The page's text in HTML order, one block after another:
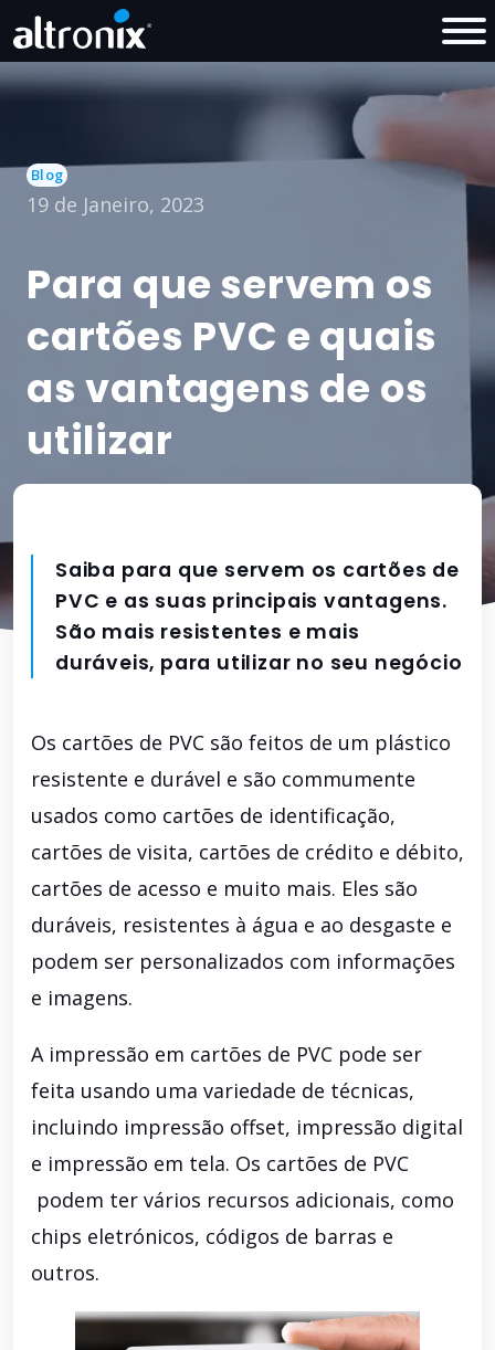
Blog
19 de Janeiro, 2023
Para que servem os
cartões PVC e quais
as vantagens de os
utilizar
Saiba para que servem os cartões de
PVC e as suas principais vantagens.
São mais resistentes e mais
duráveis, para utilizar no seu negócio
Os cartões de PVC são feitos de um plástico
resistente e durável e são commumente
usados como cartões de identificação,
cartões de visita, cartões de crédito e débito,
cartões de acesso e muito mais. Eles são
duráveis, resistentes à água e ao desgaste e
podem ser personalizados com informações
e imagens.
A impressão em cartões de PVC pode ser
feita usando uma variedade de técnicas,
incluindo impressão offset, impressão digital
e impressão em tela. Os cartões de PVC
podem ter vários recursos adicionais, como
chips eletrónicos, códigos de barras e
outros.